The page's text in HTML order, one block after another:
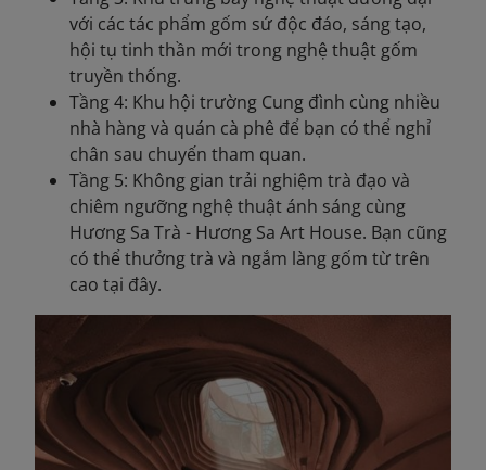
với các tác phẩm gốm sứ độc đáo, sáng tạo,
hội tụ tinh thần mới trong nghệ thuật gốm
truyền thống.
Tầng 4: Khu hội trường Cung đình cùng nhiều
nhà hàng và quán cà phê để bạn có thể nghỉ
chân sau chuyến tham quan.
Tầng 5: Không gian trải nghiệm trà đạo và
chiêm ngưỡng nghệ thuật ánh sáng cùng
Hương Sa Trà - Hương Sa Art House. Bạn cũng
có thể thưởng trà và ngắm làng gốm từ trên
cao tại đây.